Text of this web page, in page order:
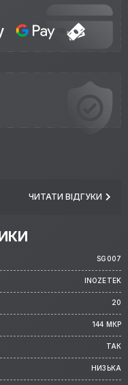
ЧИТАТИ ВІДГУКИ
SG007
INOZETEK
20
144 МКР
ТАК
НИЗЬКА